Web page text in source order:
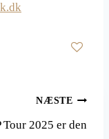
NÆSTE
Tour 2025 er den